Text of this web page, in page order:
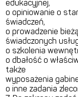
edukacyjnej,
o opiniowanie o
świadczeń,
o prowadzenie
świadczonych
o szkolenia
o dbałość o
także
wyposażenia
o inne zadania